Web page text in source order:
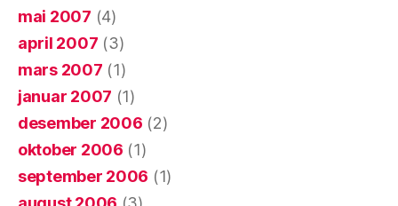
mai 2007 (4)
april 2007 (3)
mars 2007 (1)
januar 2007 (1)
desember 2006 (2)
oktober 2006 (1)
september 2006 (1)